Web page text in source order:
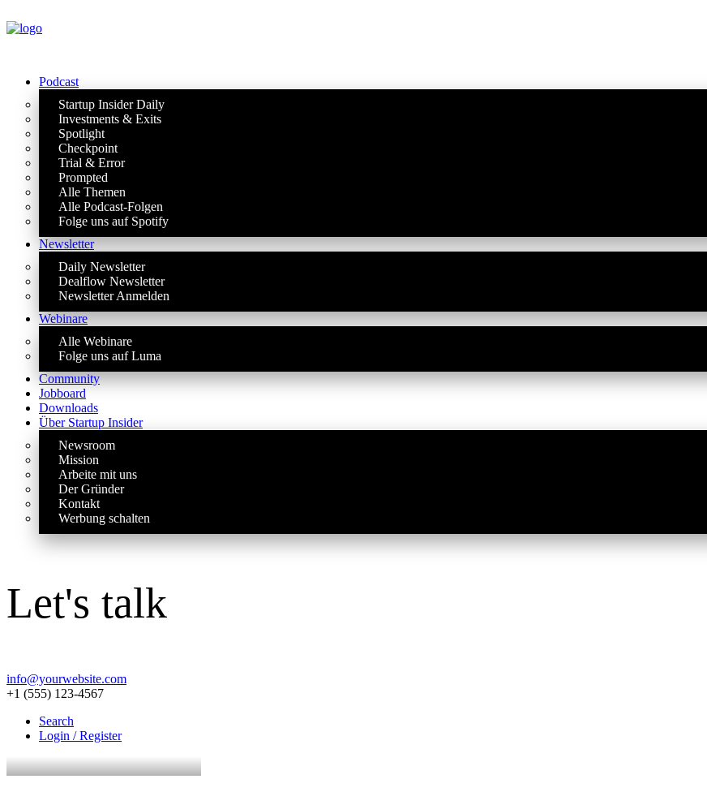
Podcast
Startup Insider Daily
Investments & Exits
Spotlight
Checkpoint
Trial & Error
Prompted
Alle Themen
Alle Podcast-Folgen
Folge uns auf Spotify
Newsletter
Daily Newsletter
Dealflow Newsletter
Newsletter Anmelden
Webinare
Alle Webinare
Folge uns auf Luma
Community
Jobboard
Downloads
Über Startup Insider
Newsroom
Mission
Arbeite mit uns
Der Gründer
Kontakt
Werbung schalten
Let's talk
info@yourwebsite.com
+1 (555) 123-4567
Search
Login / Register